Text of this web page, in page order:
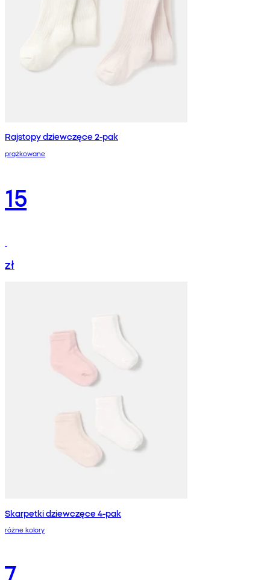
Rajstopy dziewczęce 2-pak
prążkowane
15
zł
Skarpetki dziewczęce 4-pak
różne kolory
7